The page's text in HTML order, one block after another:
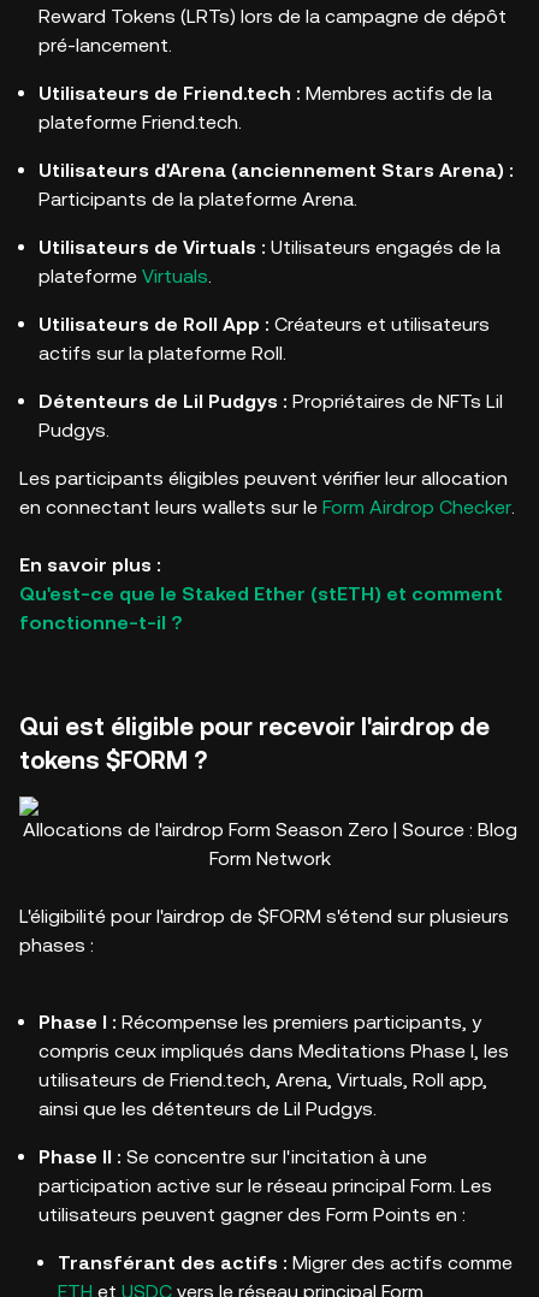
Reward Tokens (LRTs) lors de la campagne de dépôt
pré-lancement.
Utilisateurs de Friend.tech : Membres actifs de la
plateforme Friend.tech.
Utilisateurs d'Arena (anciennement Stars Arena) :
Participants de la plateforme Arena.
Utilisateurs de Virtuals : Utilisateurs engagés de la
plateforme Virtuals.
Utilisateurs de Roll App : Créateurs et utilisateurs
actifs sur la plateforme Roll.
Détenteurs de Lil Pudgys : Propriétaires de NFTs Lil
Pudgys.
Les participants éligibles peuvent vérifier leur allocation
en connectant leurs wallets sur le Form Airdrop Checker.
En savoir plus :
Qu'est-ce que le Staked Ether (stETH) et comment
fonctionne-t-il ?
Qui est éligible pour recevoir l'airdrop de
tokens $FORM ?
Allocations de l'airdrop Form Season Zero | Source : Blog
Form Network
L'éligibilité pour l'airdrop de $FORM s'étend sur plusieurs
phases :
Phase I : Récompense les premiers participants, y
compris ceux impliqués dans Meditations Phase I, les
utilisateurs de Friend.tech, Arena, Virtuals, Roll app,
ainsi que les détenteurs de Lil Pudgys.
Phase II : Se concentre sur l'incitation à une
participation active sur le réseau principal Form. Les
utilisateurs peuvent gagner des Form Points en :
Transférant des actifs : Migrer des actifs comme
ETH et USDC vers le réseau principal Form.